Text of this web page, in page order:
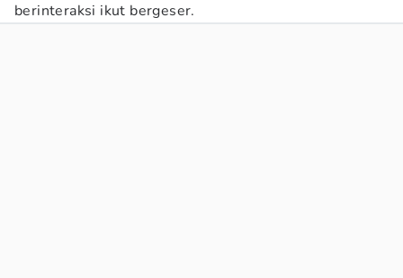
berinteraksi ikut bergeser.